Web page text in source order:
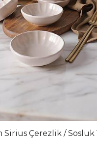
Sirius Çerezlik / Sosluk